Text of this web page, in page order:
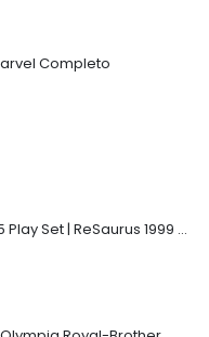
Completo
Speed Racer Mach 5 Play Set | ReSaurus 1999 | Meteoro